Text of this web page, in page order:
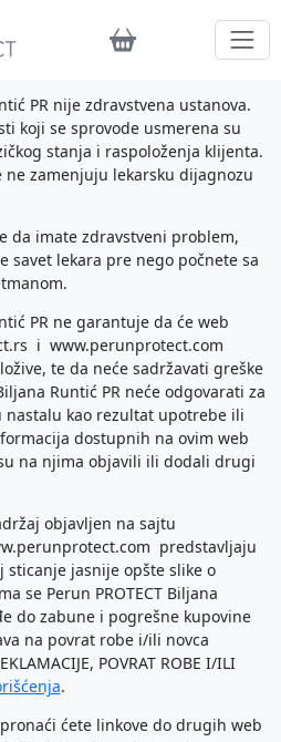
PR nije zdravstvena ustanova.
koji se sprovode usmerena su
stanja i raspoloženja klijenta.
zamenjuju lekarsku dijagnozu
da imate zdravstveni problem,
savet lekara pre nego počnete sa
PR ne garantuje da će web
i www.perunprotect.com
te da neće sadržavati greške
Runtić PR neće odgovarati za
kao rezultat upotrebe ili
dostupnih na ovim web
na njima objavili ili dodali drugi
objavljen na sajtu
predstavljaju
jasnije opšte slike o
se Perun PROTECT Biljana
do zabune i pogrešne kupovine
na povrat robe i/ili novca
POVRAT ROBE I/ILI
.
ćete linkove do drugih web